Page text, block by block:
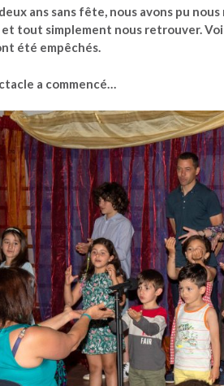
ans sans fête, nous avons pu
et tout simplement nous retrouver.
été empêchés.
a commencé…